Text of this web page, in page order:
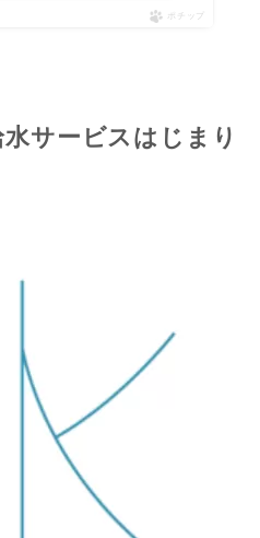
ポチップ
水サービスはじまり